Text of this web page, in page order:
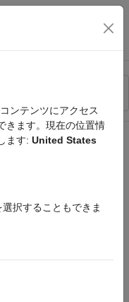
ーション メ
ンテンツにアクセス
きます。現在の位置情
ます: United States
択することもできま